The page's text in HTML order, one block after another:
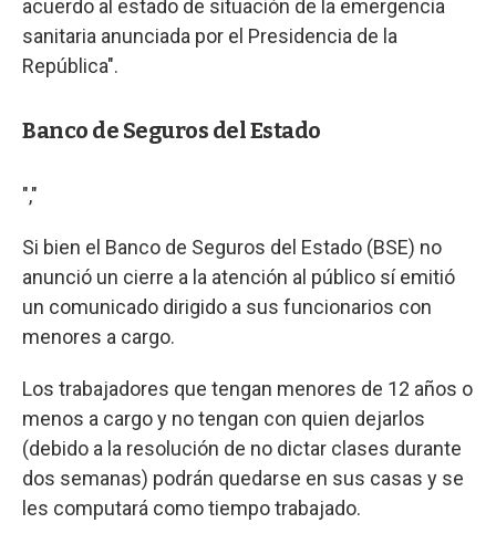
acuerdo al estado de situación de la emergencia
sanitaria anunciada por el Presidencia de la
República".
Banco de Seguros del Estado
","
Si bien el Banco de Seguros del Estado (BSE) no
anunció un cierre a la atención al público sí emitió
un comunicado dirigido a sus funcionarios con
menores a cargo.
Los trabajadores que tengan menores de 12 años o
menos a cargo y no tengan con quien dejarlos
(debido a la resolución de no dictar clases durante
dos semanas) podrán quedarse en sus casas y se
les computará como tiempo trabajado.